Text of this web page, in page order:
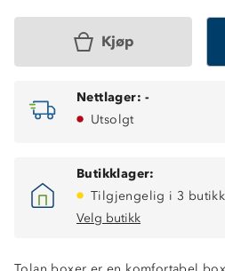
Kjøp
Nettlager: -
Utsolgt
Butikklager:
Tilgjengelig i 3
Velg butikk